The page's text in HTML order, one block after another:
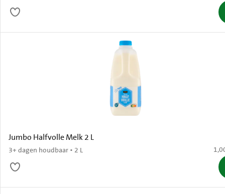
Jumbo Halfvolle Melk 2 L
3+ dagen houdbaar • 2 L €